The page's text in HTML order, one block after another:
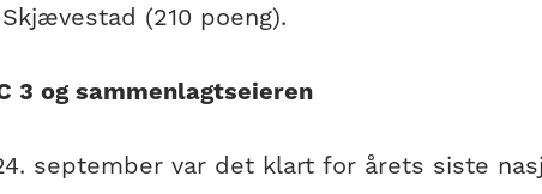
(210 poeng).
3 og sammenlagtseieren
september var det klart for årets siste